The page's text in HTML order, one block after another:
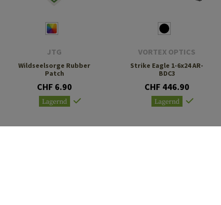
JTG
Wildseelsorge Rubber
Patch
CHF 6.90
Lagernd
VORTEX OPTICS
Strike Eagle 1-6x24 AR-
BDC3
CHF 446.90
Lagernd